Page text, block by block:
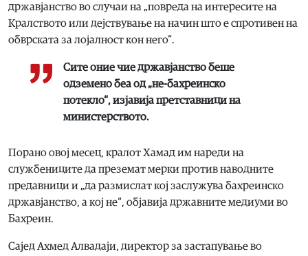
државјанство во случаи на „повреда на интересите на
Кралството или дејствување на начин што е спротивен на
обврската за лојалност кон него“.
Сите оние чие државјанство беше
одземено беа од „не-бахреинско
потекло“, изјавија претставници на
министерството.
Порано овој месец, кралот Хамад им нареди на
службениците да преземат мерки против наводните
предавници и „да размислат кој заслужува бахреинско
државјанство, а кој не“, објавија државните медиуми во
Бахреин.
Сајед Ахмед Алвадаји, директор за застапување во